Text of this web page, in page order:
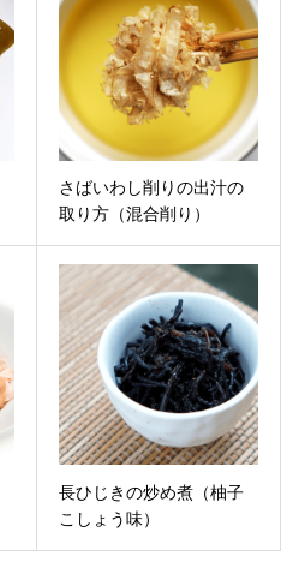
さばいわし削りの出汁の
取り方（混合削り）
長ひじきの炒め煮（柚子
こしょう味）